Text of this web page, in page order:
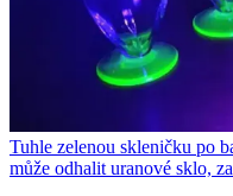
Tuhle zelenou skleničku po
může odhalit uranové sklo,